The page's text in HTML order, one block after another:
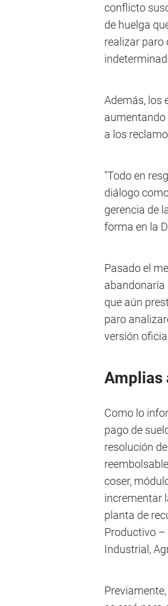
conflicto
de huelga
realizar paro
Además, los
aumentando
a los
"Todo en
diálogo
gerencia de
forma en la
Pasado el
abandonaría
que aún
paro
versión
Amplias
Como lo
pago de
resolución
coser,
incrementar
planta de
Productivo –
Industrial,